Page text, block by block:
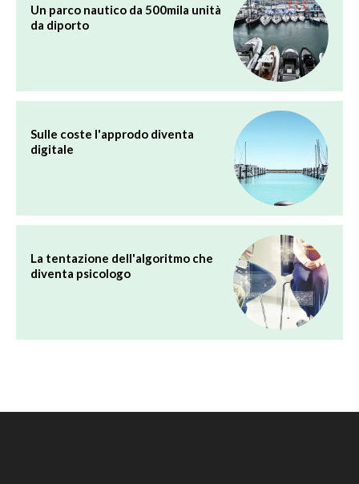
Un parco nautico da 500mila unità
da diporto
Sulle coste l'approdo diventa
digitale
La tentazione dell'algoritmo che
diventa psicologo